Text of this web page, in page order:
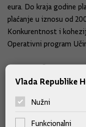
eura. Do kraja godine
plaćanje u iznosu od
Konkurentnost i
Operativni program
Ministrica Žalac
sredstva namijenjena
Na novinarski upit
Vlada Republike
Nužni
Funkcionalni